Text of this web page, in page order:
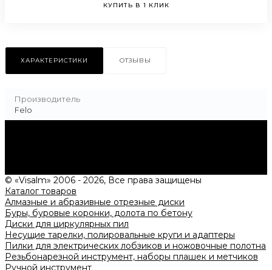
КУПИТЬ В 1 КЛИК
ХАРАКТЕРИСТИКИ ОТЗЫВЫ
Производитель
Felo
© «Visalm» 2006 - 2026, Все права защищены
Каталог товаров
Алмазные и абразивные отрезные диски
Буры, буровые коронки, долота по бетону
Диски для циркулярных пил
Несущие тарелки, полировальные круги и адаптеры
Пилки для электрических лобзиков и ножовочные полотна
Резьбонарезной инструмент, наборы плашек и метчиков
Ручной инструмент